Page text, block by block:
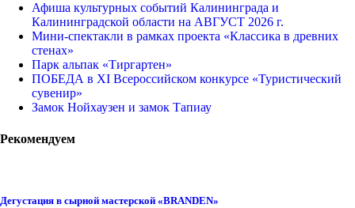
Афиша культурных событий Калининграда и
Калининградской области на АВГУСТ 2026 г.
Мини-спектакли в рамках проекта «Классика в древних
стенах»
Парк альпак «Тиргартен»
ПОБЕДА в XI Всероссийском конкурсе «Туристический
сувенир»
Замок Нойхаузен и замок Тапиау
Рекомендуем
Дегустация в сырной мастерской «BRANDEN»